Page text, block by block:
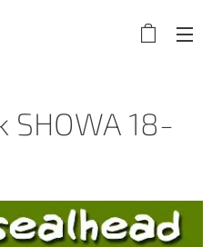
SHOWA 18-